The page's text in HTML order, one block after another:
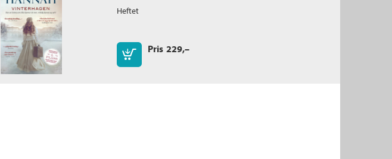
Heftet
Pris 229,–
Kjøp